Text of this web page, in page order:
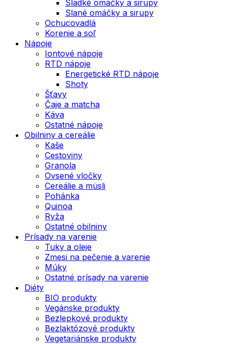
Sladké omáčky a sirupy
Slané omáčky a sirupy
Ochucovadlá
Korenie a soľ
Nápoje
Iontové nápoje
RTD nápoje
Energetické RTD nápoje
Shoty
Šťavy
Čaje a matcha
Káva
Ostatné nápoje
Obilniny a cereálie
Kaše
Cestoviny
Granola
Ovsené vločky
Cereálie a müsli
Pohánka
Quinoa
Ryža
Ostatné obilniny
Prísady na varenie
Tuky a oleje
Zmesi na pečenie a varenie
Múky
Ostatné prísady na varenie
Diéty
BIO produkty
Vegánske produkty
Bezlepkové produkty
Bezlaktózové produkty
Vegetariánske produkty